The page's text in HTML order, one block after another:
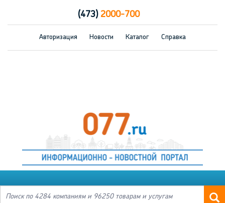
(473)2000-700
Авторизация Новости Каталог Справка